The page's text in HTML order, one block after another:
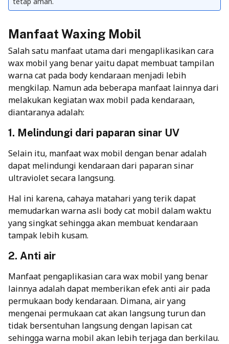
Manfaat Waxing Mobil
Salah satu manfaat utama dari mengaplikasikan cara
wax mobil yang benar yaitu dapat membuat tampilan
warna cat pada body kendaraan menjadi lebih
mengkilap. Namun ada beberapa manfaat lainnya dari
melakukan kegiatan wax mobil pada kendaraan,
diantaranya adalah:
1. Melindungi dari paparan sinar UV
Selain itu, manfaat wax mobil dengan benar adalah
dapat melindungi kendaraan dari paparan sinar
ultraviolet secara langsung.
Hal ini karena, cahaya matahari yang terik dapat
memudarkan warna asli body cat mobil dalam waktu
yang singkat sehingga akan membuat kendaraan
tampak lebih kusam.
2. Anti air
Manfaat pengaplikasian cara wax mobil yang benar
lainnya adalah dapat memberikan efek anti air pada
permukaan body kendaraan. Dimana, air yang
mengenai permukaan cat akan langsung turun dan
tidak bersentuhan langsung dengan lapisan cat
sehingga warna mobil akan lebih terjaga dan berkilau.